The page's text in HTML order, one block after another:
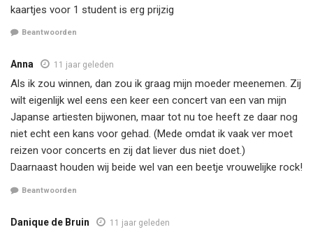
kaartjes voor 1 student is erg prijzig
Beantwoorden
Anna 11 jaar geleden
Als ik zou winnen, dan zou ik graag mijn moeder meenemen. Zij
wilt eigenlijk wel eens een keer een concert van een van mijn
Japanse artiesten bijwonen, maar tot nu toe heeft ze daar nog
niet echt een kans voor gehad. (Mede omdat ik vaak ver moet
reizen voor concerts en zij dat liever dus niet doet.)
Daarnaast houden wij beide wel van een beetje vrouwelijke rock!
Beantwoorden
Danique de Bruin 11 jaar geleden